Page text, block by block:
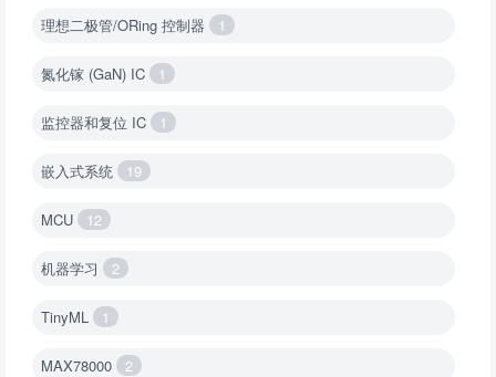
理想二极管/ORing 控制器 1
氮化镓 (GaN) IC 1
监控器和复位 IC 1
嵌入式系统 19
MCU 12
机器学习 2
TinyML 1
MAX78000 2